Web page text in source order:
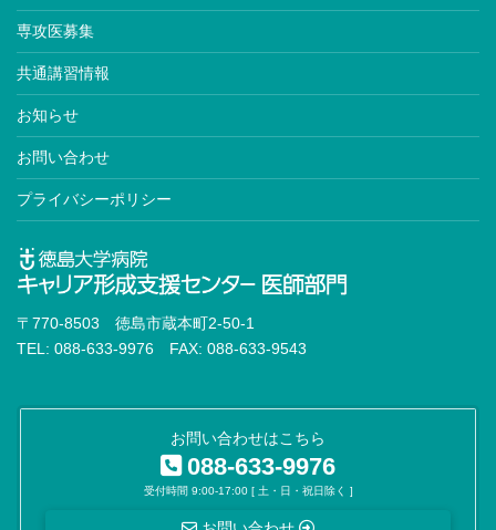
専攻医募集
共通講習情報
お知らせ
お問い合わせ
プライバシーポリシー
〒770-8503 徳島市蔵本町2-50-1
TEL: 088-633-9976 FAX: 088-633-9543
お問い合わせはこちら
088-633-9976
受付時間 9:00-17:00 [ 土・日・祝日除く ]